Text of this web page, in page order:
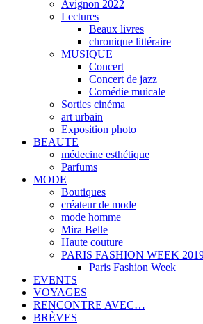
Avignon 2022
Lectures
Beaux livres
chronique littéraire
MUSIQUE
Concert
Concert de jazz
Comédie muicale
Sorties cinéma
art urbain
Exposition photo
BEAUTE
médecine esthétique
Parfums
MODE
Boutiques
créateur de mode
mode homme
Mira Belle
Haute couture
PARIS FASHION WEEK
Paris Fashion Week
EVENTS
VOYAGES
RENCONTRE AVEC…
BRÈVES